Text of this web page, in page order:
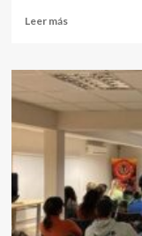
Leer más